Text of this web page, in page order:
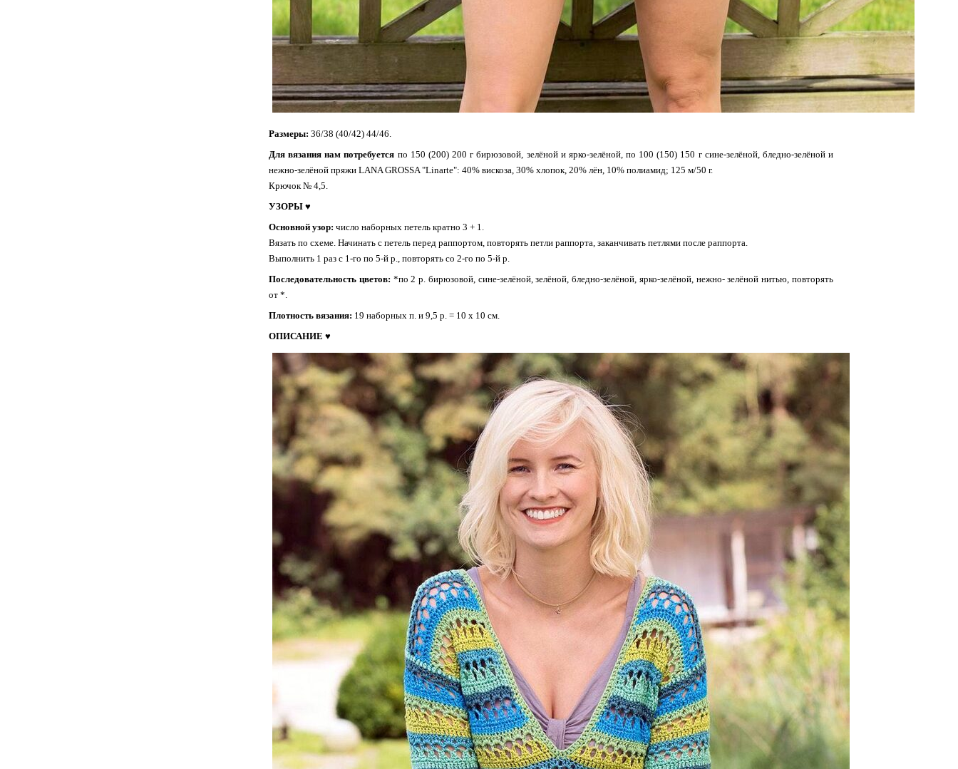
Размеры: 36/38 (40/42) 44/46.
Для вязания нам потребуется по 150 (200) 200 г бирюзовой, зелёной и ярко-зелёной, по 100 (150) 150 г сине-зелёной, бледно-зелёной и
нежно-зелёной пряжи LANA GROSSA "Linarte": 40% вискоза, 30% хлопок, 20% лён, 10% полиамид; 125 м/50 г.
Крючок № 4,5.
УЗОРЫ ♥
Основной узор: число наборных петель кратно 3 + 1.
Вязать по схеме. Начинать с петель перед раппортом, повторять петли раппорта, заканчивать петлями после раппорта.
Выполнить 1 раз с 1-го по 5-й р., повторять со 2-го по 5-й р.
Последовательность цветов: *по 2 р. бирюзовой, сине-зелёной, зелёной, бледно-зелёной, ярко-зелёной, нежно- зелёной нитью, повторять
от *.
Плотность вязания: 19 наборных п. и 9,5 р. = 10 х 10 см.
ОПИСАНИЕ ♥